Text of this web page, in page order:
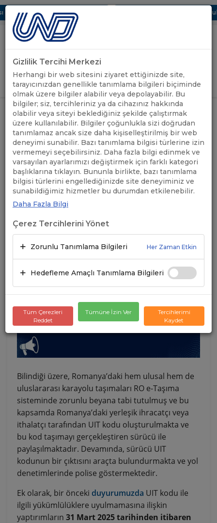
Dijital UBAK Bölümü Hakkında UND, Yunanistan Vize
Uluslararası Nakliyeciler Derneği
GİRİŞ YAP
ANASAYFA /
ÖNEMLİ
DUYURULAR
/
ROMANYA : 31 MART 2025
TARİHİNDE BAŞLAYACAK OLAN
VERİ İLETİM ZORUNLULUĞU
HAKKINDA
ROMANYA : 31 MART 2025
TARİHİNDE BAŞLAYACAK
OLAN VERİ İLETİM
Bilindiği üzere, Romanya’daki hem ulusal hem de
uluslararası karayolu taşımaları RO e-Taşıma
sisteminde zorunlu beyana tabi tutulmuş ve bu
kapsamda Romanya’daki yerleşik ihracatçı veya
ithalatçı tarafından UIT kodu oluşturulmakta ve
bu kod taşımayı gerçekleştiren sürücü ile
paylaşılmaktadır. Devamında, sürücü UIT
kodunun bir çıktısını araçta bulundurmakta ve yol
denetimlerinde polise göstermektedir.
Ek olarak, bir önceki duyurumuzda UIT kodu ile
ilgili yükümlülüklere uyulmamasına ilişkin
yaptırımların 31 Mart 2025 tarihinden itibaren
Gizlilik Tercihi Merkezi
Herhangi bir web sitesini ziyaret ettiğinizde site,
tarayıcınızdan genellikle tanımlama bilgileri biçiminde
olmak üzere bilgiler alabilir veya depolayabilir. Bu
bilgiler; siz, tercihleriniz ya da cihazınız hakkında
olabilir veya siteyi beklediğiniz şekilde çalıştırmak
üzere kullanılabilir. Bilgiler çoğunlukla sizi doğrudan
tanımlamaz ancak size daha kişiselleştirilmiş bir web
deneyimi sunabilir. Bazı tanımlama bilgisi türlerine izin
vermemeyi seçebilirsiniz. Daha fazla bilgi edinmek ve
varsayılan ayarlarımızı değiştirmek için farklı kategori
başlıklarına tıklayın. Bununla birlikte, bazı tanımlama
bilgisi türlerini engellediğinizde site deneyiminiz ve
sunabildiğimiz hizmetler bu durumdan etkilenebilir.
Daha Fazla Bilgi
Çerez Tercihlerini Yönet
Zorunlu Tanımlama Bilgileri Her Zaman Etkin
Hedefleme Amaçlı Tanımlama Bilgileri
Tüm Çerezleri
Reddet
Tümüne İzin Ver
Tercihlerimi
Kaydet